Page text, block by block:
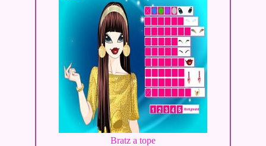
Bratz a tope